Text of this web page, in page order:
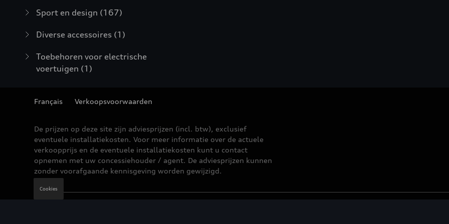
Sport en design (167)
Diverse accessoires (1)
Toebehoren voor electrische
voertuigen (1)
Français Verkoopsvoorwaarden
De prijzen op deze site zijn adviesprijzen (incl. btw), exclusief
eventuele installatiekosten. Voor meer informatie over de actuele
verkoopprijs en de eventuele installatiekosten kunt u contact
opnemen met uw concessiehouder / agent. De adviesprijzen kunnen
zonder voorafgaande kennisgeving worden gewijzigd.
Cookies